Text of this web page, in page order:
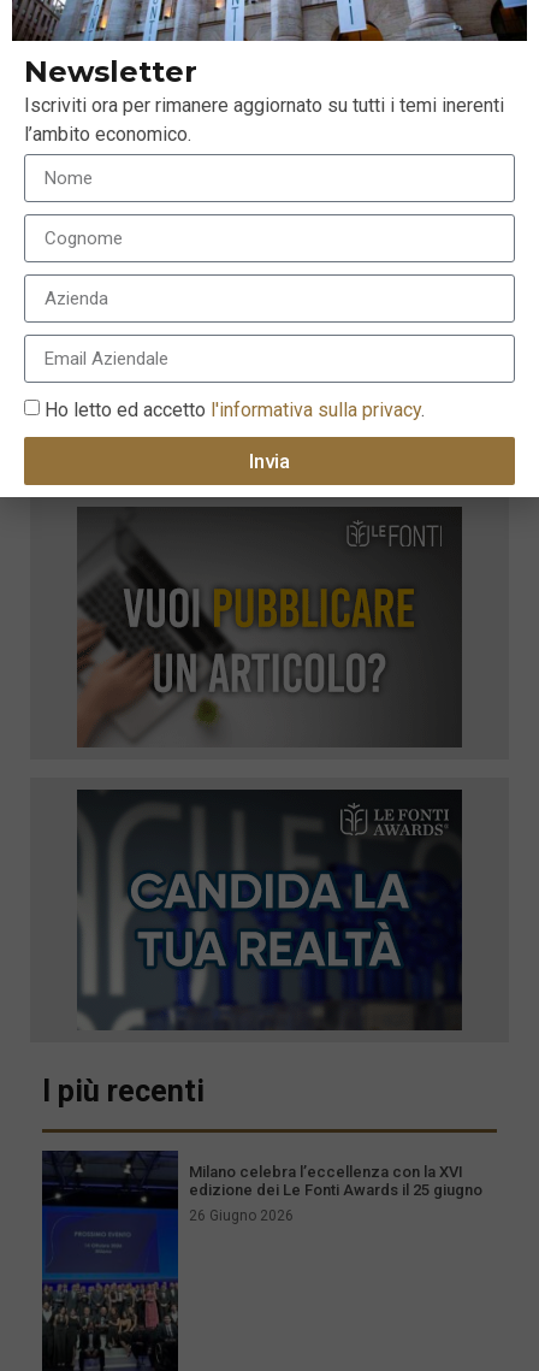
Come affrontare un mercato obbligazionario
globale con meno liquidità
I più recenti
Milano celebra l’eccellenza con la XVI
edizione dei Le Fonti Awards il 25 giugno
26 Giugno 2026
Newsletter
Iscriviti ora per rimanere aggiornato su tutti i temi inerenti
l’ambito economico.
Ho letto ed accetto l'informativa sulla privacy.
Invia